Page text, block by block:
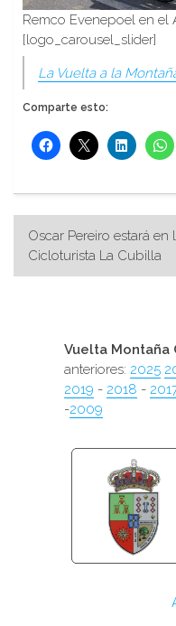
Remco Evenepoel en el
[logo_carousel_slider]
La Vuelta a la
Comparte esto:
Navegación
de
Oscar Pereiro estará en
Cicloturista La Cubilla
Vuelta Montaña
anteriores: 2025
2019 - 2018 -
-2009